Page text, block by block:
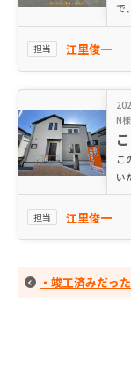
で
担当 江里俊一
N様
こ
い
担当 江里俊一
・竣工済みだったので実際の物件をしっかりと確